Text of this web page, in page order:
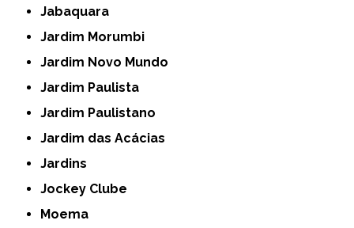
Jabaquara
Jardim Morumbi
Jardim Novo Mundo
Jardim Paulista
Jardim Paulistano
Jardim das Acácias
Jardins
Jockey Clube
Moema